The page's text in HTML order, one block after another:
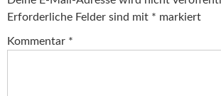
Erforderliche Felder sind mit * markiert
Kommentar *